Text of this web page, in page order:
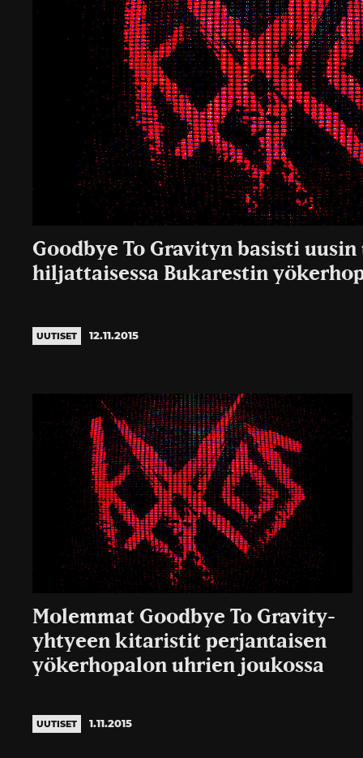
Goodbye To Gravityn basisti
hiljattaisessa Bukarestin
UUTISET 12.11.2015
Molemmat Goodbye To Gravity-
yhtyeen kitaristit perjantaisen
yökerhopalon uhrien joukossa
UUTISET 1.11.2015